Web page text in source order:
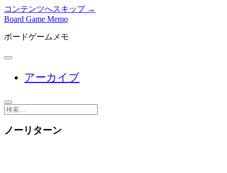
コンテンツへスキップ →
Board Game Memo
ボードゲームメモ
メ
開
く
アーカイブ
検
ノーリターン